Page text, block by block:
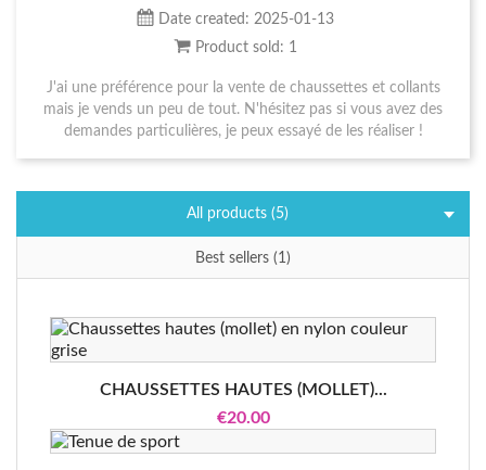
Date created: 2025-01-13
Product sold: 1
J'ai une préférence pour la vente de chaussettes et collants
mais je vends un peu de tout. N'hésitez pas si vous avez des
demandes particulières, je peux essayé de les réaliser !
All products (5)
Best sellers (1)
CHAUSSETTES HAUTES (MOLLET)...
€20.00